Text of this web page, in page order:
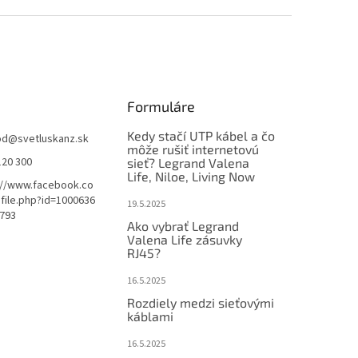
@svetluskanz.sk
300
www.facebook.co
Formuláre
Kedy stačí UTP kábel a čo
môže rušiť internetovú
sieť? Legrand Valena
Life, Niloe, Living Now
19.5.2025
Ako vybrať Legrand
Valena Life zásuvky
RJ45?
16.5.2025
Rozdiely medzi sieťovými
káblami
16.5.2025